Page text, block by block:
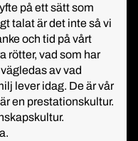
på ett sätt som
talat är det inte så vi
och tid på vårt
rötter, vad som har
av vad
lever idag. De är vår
en prestationskultur.